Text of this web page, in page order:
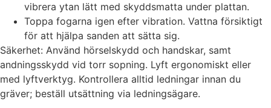
vibrera ytan lätt med skyddsmatta under plattan.
Toppa fogarna igen efter vibration. Vattna försiktigt
för att hjälpa sanden att sätta sig.
Säkerhet: Använd hörselskydd och handskar, samt
andningsskydd vid torr sopning. Lyft ergonomiskt eller
med lyftverktyg. Kontrollera alltid ledningar innan du
gräver; beställ utsättning via ledningsägare.